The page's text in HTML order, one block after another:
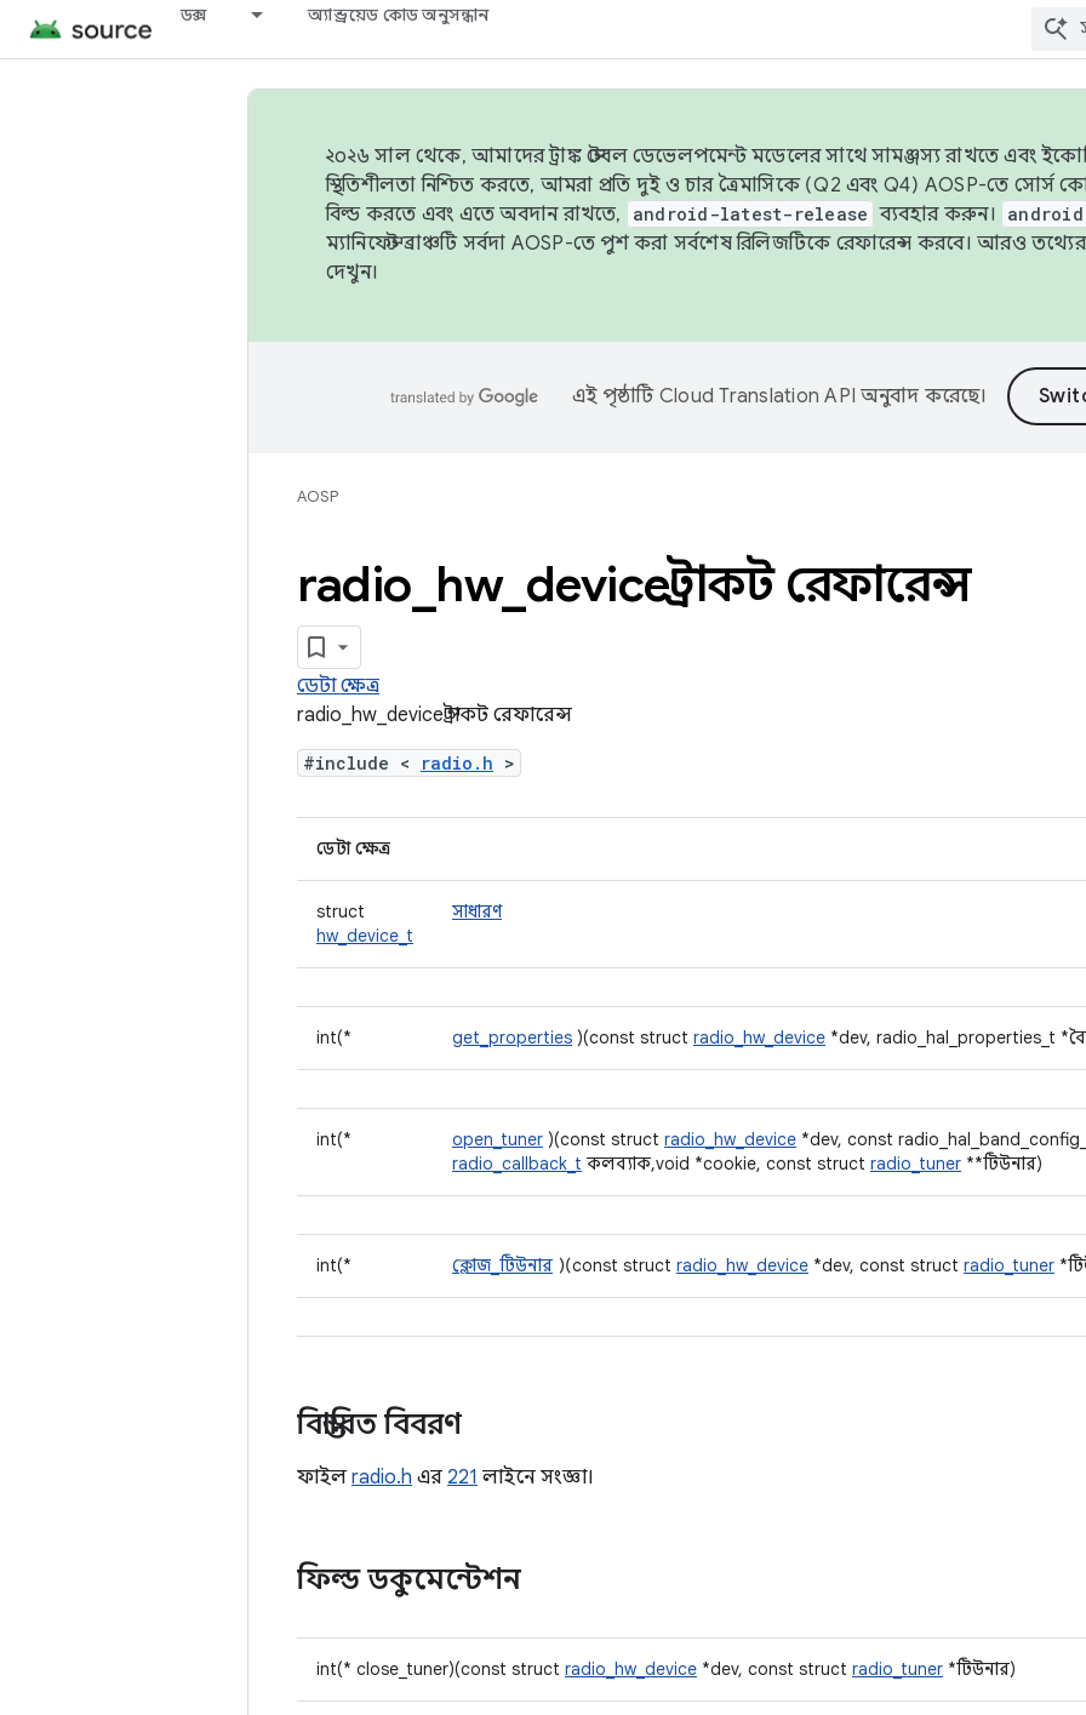
ডক্স অ্যান্ড্রয়েড কোড অনুসন্ধান
২০২৬ সাল থেকে, আমাদের ট্রাঙ্ক স্টেবল ডেভেলপমেন্ট মডেলের সাথে সামঞ্জস্য রাখতে এবং
স্থিতিশীলতা নিশ্চিত করতে, আমরা প্রতি দুই ও চার ত্রৈমাসিকে (Q2 এবং Q4) AOSP-তে সোর্স
বিল্ড করতে এবং এতে অবদান রাখতে,
android-latest-release ব্যবহার করুন।
ম্যানিফেস্ট ব্রাঞ্চটি সর্বদা AOSP-তে পুশ করা সর্বশেষ রিলিজটিকে রেফারেন্স করবে। আরও
দেখুন।
এই পৃষ্ঠাটি Cloud Translation API অনুবাদ করেছে।
AOSP
radio hw_ device স্ট্রাকট রেফারেন্স
ডেটা ক্ষেত্র
radio_hw_device স্ট্রাকট রেফারেন্স
#include < radio.h >
ডেটা ক্ষেত্র
struct
hw_device_t
সাধারণ
int(* get_properties )(const struct radio_hw_device *dev, radio_hal_properties_t
int(* open_tuner )(const struct radio_hw_device *dev, const
radio_callback_t কলব্যাক, void *cookie, const struct radio_tuner **টিউনার)
int(* ক্লোজ_টিউনার )(const struct radio_hw_device *dev, const struct radio_tuner
বিস্তারিত বিবরণ
ফাইল radio.h এর 221 লাইনে সংজ্ঞা।
ফিল্ড ডকুমেন্টেশন
int(* close_tuner)(const struct radio_hw_device *dev, const struct radio_tuner *টিউনার)